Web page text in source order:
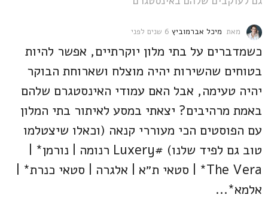
מאת מיכל אברמוביץ 6 שנים לפני
נ
י
ם
ל
נ
כשמדברים על בתי מלון יוקרתיים, אפשר להיות
בטוחים שהשירות יהיה מוצלח ושארוחת הבוקר
יהיה טעימה, אבל האם עמודי האינסטגרם שלהם
באמת מרהיבים? יצאתי במסע לאיתור בתי המלון
עם הפוסטים הכי מעוררי קנאה (וכאלו שיצטלמו
טוב גם לפיד שלנו) #Luxery רנומה | נורמן* |
The Vera* | סטאי ת״א | אלגרה | סטאי כנרת* |
אלמא*...